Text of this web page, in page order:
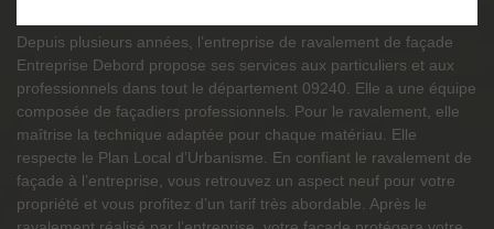
Depuis plusieurs années, l’entreprise de ravalement de façade
Entreprise Debord propose ses services aux particuliers et aux
professionnels dans tout le département 09240. Elle a une équipe
composée de façadiers professionnels. Pour le ravalement, elle
maîtrise la technique adaptée pour chaque matériau. Elle
respecte le Plan Local d’Urbanisme. En confiant le ravalement de
façade à l’entreprise, vous retrouvez un aspect neuf pour votre
propriété et vous profitez d’un tarif très abordable. Après le